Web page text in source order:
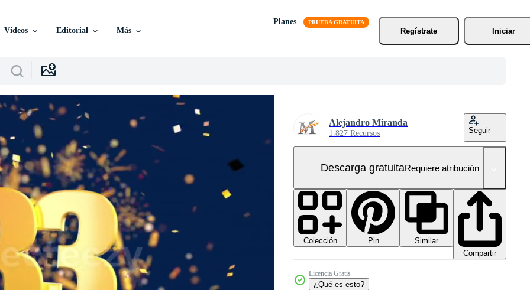
Vídeos Editorial Más
Planes
Regístrate
Iniciar
Alejandro Miranda
1.827 Recursos Seguir
Descarga gratuitaRequiere atribución
Colección Pin
Similar
Compartir
Licencia Gratis
¿Qué es esto?